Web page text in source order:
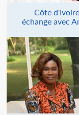
Côte
échange avec